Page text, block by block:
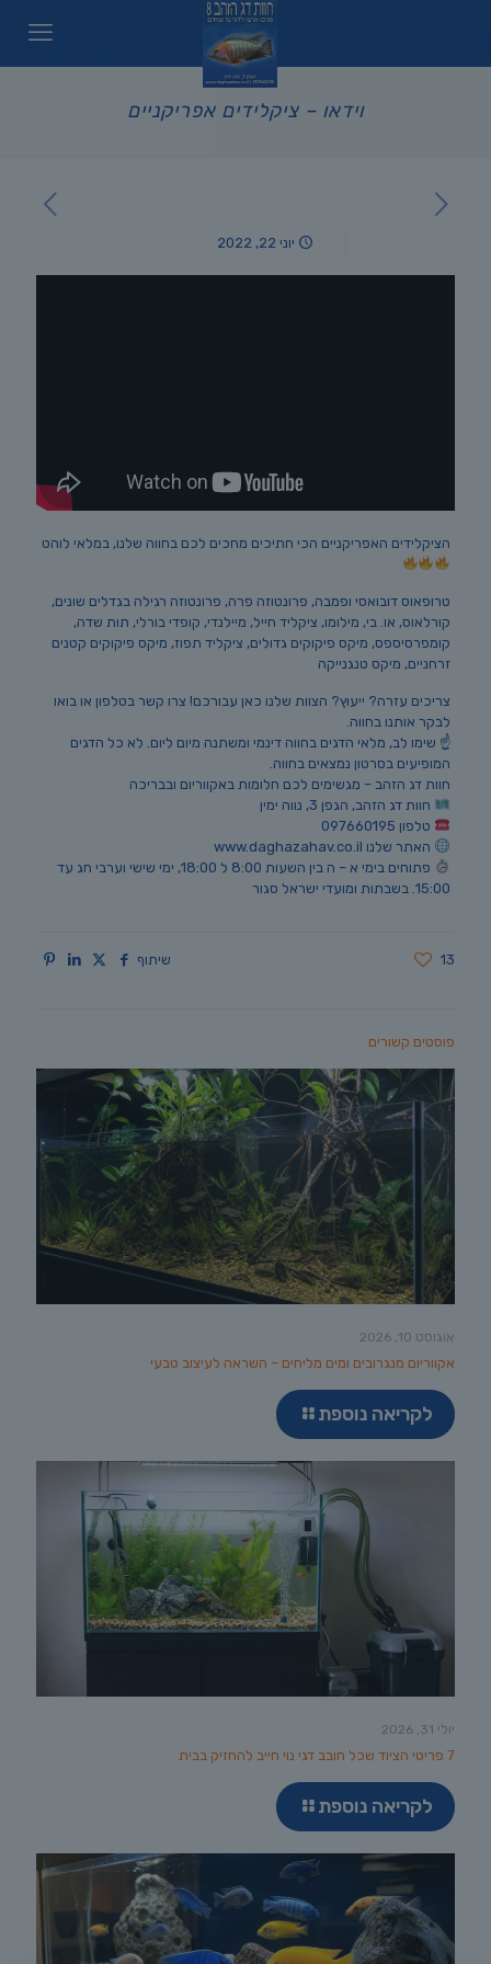
וידאו – ציקלידים אפריקניים
יוני 22, 2022
הציקלידים האפריקניים הכי חתיכים מחכים לכם בחווה שלנו, במלאי לוהט
טרופאוס דובואסי ופמבה, פרונטוזה פרה, פרונטוזה רגילה בגדלים שונים,
קורלאוס, או. בי, מילומו, ציקליד חייל, מיילנדי, קופדי בורלי, תות שדה,
קומפרסיספס, מיקס פיקוקים גדולים, ציקליד תפוז, מיקס פיקוקים קטנים
זרחניים, מיקס טנגנייקה
צריכים עזרה? ייעוץ? הצוות שלנו כאן עבורכם! צרו קשר בטלפון או בואו
לבקר אותנו בחווה.
☝️ שימו לב, מלאי הדגים בחווה דינמי ומשתנה מיום ליום. לא כל הדגים
המופיעים בסרטון נמצאים בחווה.
חוות דג הזהב – מגשימים לכם חלומות באקווריום ובבריכה
חוות דג הזהב, הגפן 3, נווה ימין
טלפון 097660195
האתר שלנו www.daghazahav.co.il
פתוחים בימי א – ה בין השעות 8:00 ל 18:00, ימי שישי וערבי חג עד
15:00. בשבתות ומועדי ישראל סגור
שיתוף 13
פוסטים קשורים
אוגוסט 10, 2026
אקווריום מנגרובים ומים מליחים – השראה לעיצוב טבעי
לקריאה נוספת
יולי 31, 2026
7 פריטי הציוד שכל חובב דגי נוי חייב להחזיק בבית
לקריאה נוספת